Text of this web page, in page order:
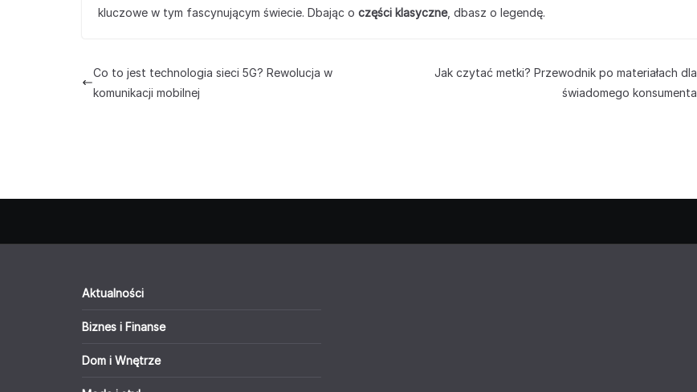
kluczowe w tym fascynującym świecie. Dbając o części klasyczne, dbasz o legendę.
Co to jest technologia sieci 5G? Rewolucja w
komunikacji mobilnej
Jak czytać metki? Przewodnik po materiałach dla
świadomego konsumenta
Aktualności
Biznes i Finanse
Dom i Wnętrze